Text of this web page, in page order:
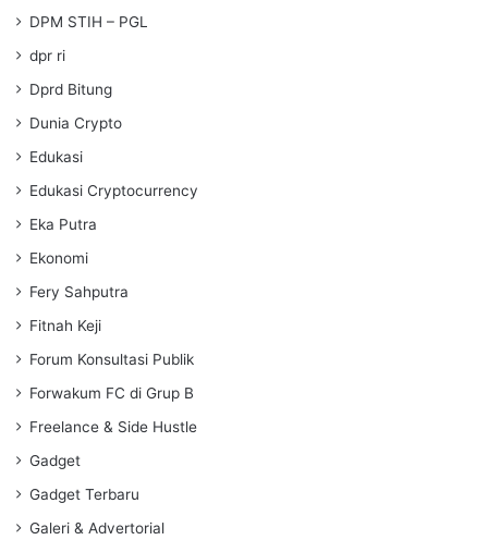
DPM STIH – PGL
dpr ri
Dprd Bitung
Dunia Crypto
Edukasi
Edukasi Cryptocurrency
Eka Putra
Ekonomi
Fery Sahputra
Fitnah Keji
Forum Konsultasi Publik
Forwakum FC di Grup B
Freelance & Side Hustle
Gadget
Gadget Terbaru
Galeri & Advertorial